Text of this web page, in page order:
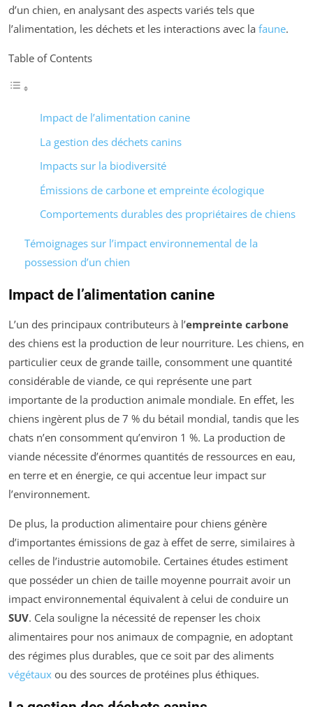
d’un chien, en analysant des aspects variés tels que
l’alimentation, les déchets et les interactions avec la faune.
Table of Contents
Impact de l’alimentation canine
La gestion des déchets canins
Impacts sur la biodiversité
Émissions de carbone et empreinte écologique
Comportements durables des propriétaires de chiens
Témoignages sur l’impact environnemental de la
possession d’un chien
Impact de l’alimentation canine
L’un des principaux contributeurs à l’empreinte carbone
des chiens est la production de leur nourriture. Les chiens, en
particulier ceux de grande taille, consomment une quantité
considérable de viande, ce qui représente une part
importante de la production animale mondiale. En effet, les
chiens ingèrent plus de 7 % du bétail mondial, tandis que les
chats n’en consomment qu’environ 1 %. La production de
viande nécessite d’énormes quantités de ressources en eau,
en terre et en énergie, ce qui accentue leur impact sur
l’environnement.
De plus, la production alimentaire pour chiens génère
d’importantes émissions de gaz à effet de serre, similaires à
celles de l’industrie automobile. Certaines études estiment
que posséder un chien de taille moyenne pourrait avoir un
impact environnemental équivalent à celui de conduire un
SUV. Cela souligne la nécessité de repenser les choix
alimentaires pour nos animaux de compagnie, en adoptant
des régimes plus durables, que ce soit par des aliments
végétaux ou des sources de protéines plus éthiques.